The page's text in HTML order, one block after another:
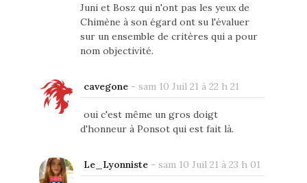
Juni et Bosz qui n'ont pas les yeux de
Chimène à son égard ont su l'évaluer
sur un ensemble de critères qui a pour
nom objectivité.
cavegone- sam 10 Juil 21 à 22 h 21
oui c'est même un gros doigt
d'honneur à Ponsot qui est fait là.
Le_Lyonniste- sam 10 Juil 21 à 23 h 01